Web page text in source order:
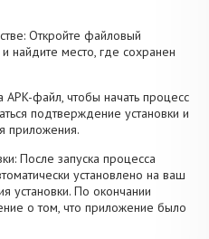
Откройте файловый
место, где сохранен
APK-файл, чтобы начать процесс
подтверждение установки и
приложения.
После запуска процесса
установлено на ваш
установки. По окончании
о том, что приложение было